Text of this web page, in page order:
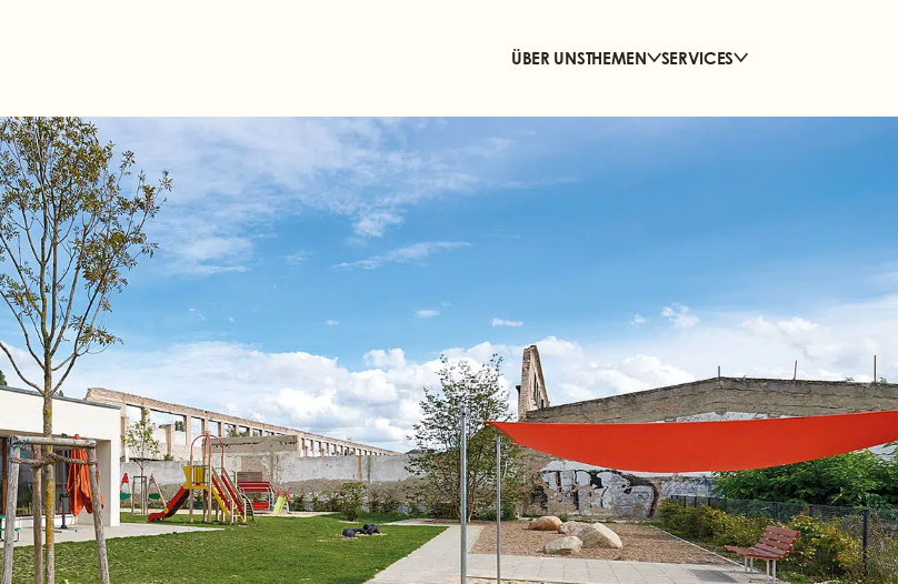
ÜBER UNSTHEMEN SERVICES